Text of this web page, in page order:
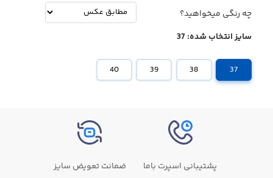
چه رنگی میخواهید؟
سایز انتخاب شده:37
37
38
39
40
پشتیبانی اسپرت باما ضمانت تعویض سایز